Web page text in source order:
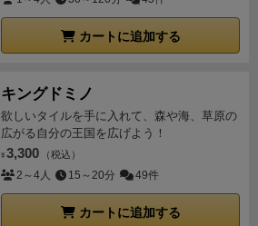
カートに追加する
キングドミノ
欲しいタイルを手に入れて、森や海、草原の
広がる自分の王国を広げよう！
¥ 3,300 （税込）
2～4人 15～20分 49件
カートに追加する